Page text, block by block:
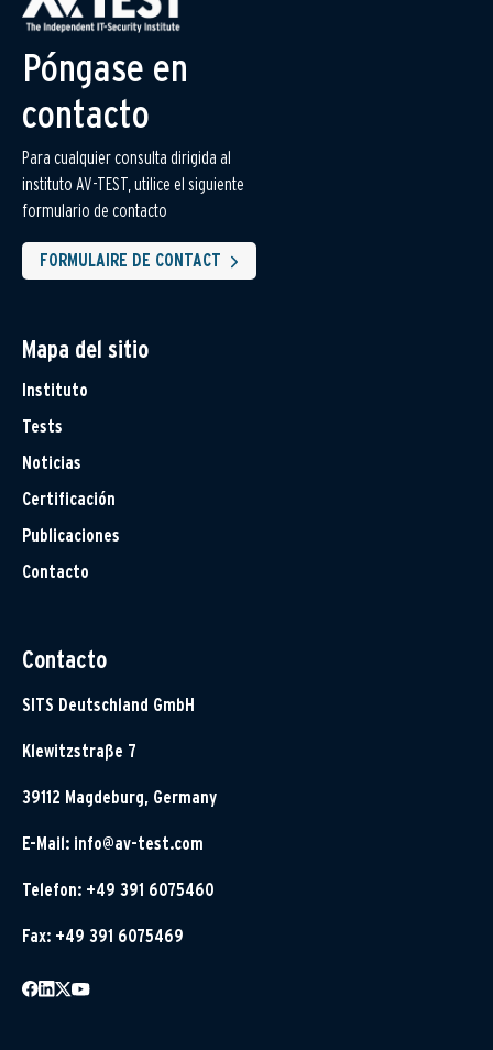
Póngase en
contacto
Para cualquier consulta dirigida al
instituto AV-TEST, utilice el siguiente
formulario de contacto
FORMULAIRE DE CONTACT
Mapa del sitio
Instituto
Tests
Noticias
Certificación
Publicaciones
Contacto
Contacto
SITS Deutschland GmbH
Klewitzstraße 7
39112 Magdeburg, Germany
E-Mail: info@av-test.com
Telefon: +49 391 6075460
Fax: +49 391 6075469